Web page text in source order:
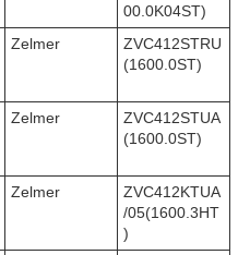
00.0K04ST)
Zelmer
ZVC412STRU
(1600.0ST)
Zelmer
ZVC412STUA
(1600.0ST)
Zelmer
ZVC412KTUA
/05(1600.3HT
)